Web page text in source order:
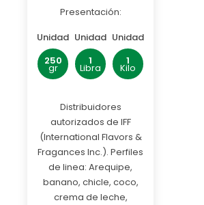
Presentación:
Unidad
250
gr
Unidad
1
Libra
Unidad
1
Kilo
Distribuidores
autorizados de IFF
(International Flavors &
Fragances Inc.). Perfiles
de linea: Arequipe,
banano, chicle, coco,
crema de leche,